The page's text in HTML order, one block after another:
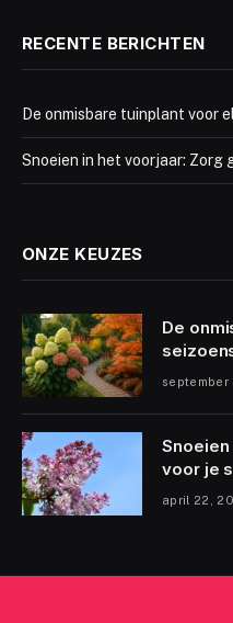
RECENTE BERICHTEN
De onmisbare tuinplant voor
Snoeien in het voorjaar: Zorg
ONZE KEUZES
De
september
voor je
april 22,